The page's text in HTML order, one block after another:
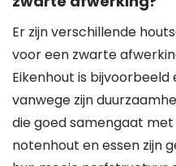
Er zijn verschillende
voor een zwarte
Eikenhout is
vanwege zijn
die goed samengaat
notenhout en essen zijn